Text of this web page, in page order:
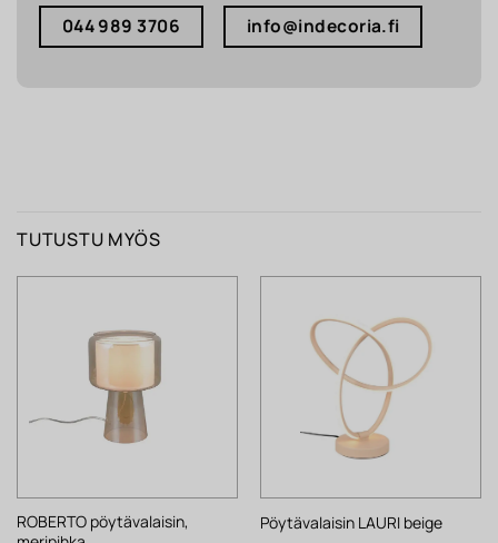
044 989 3706 info@indecoria.fi
TUTUSTU MYÖS
ROBERTO pöytävalaisin,
Pöytävalaisin LAURI beige